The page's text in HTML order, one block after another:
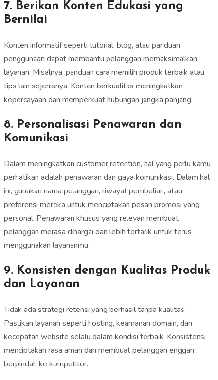
7. Berikan Konten Edukasi yang
Bernilai
Konten informatif seperti tutorial, blog, atau panduan
penggunaan dapat membantu pelanggan memaksimalkan
layanan. Misalnya, panduan cara memilih produk terbaik atau
tips lain sejenisnya. Konten berkualitas meningkatkan
kepercayaan dan memperkuat hubungan jangka panjang.
8. Personalisasi Penawaran dan
Komunikasi
Dalam meningkatkan customer retention, hal yang perlu kamu
perhatikan adalah penawaran dan gaya komunikasi. Dalam hal
ini, gunakan nama pelanggan, riwayat pembelian, atau
preferensi mereka untuk menciptakan pesan promosi yang
personal. Penawaran khusus yang relevan membuat
pelanggan merasa dihargai dan lebih tertarik untuk terus
menggunakan layananmu.
9. Konsisten dengan Kualitas Produk
dan Layanan
Tidak ada strategi retensi yang berhasil tanpa kualitas.
Pastikan layanan seperti hosting, keamanan domain, dan
kecepatan website selalu dalam kondisi terbaik. Konsistensi
menciptakan rasa aman dan membuat pelanggan enggan
berpindah ke kompetitor.